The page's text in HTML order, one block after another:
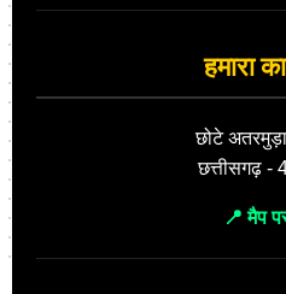
हमारा
छोटे
छत्तीसगढ़ -
📍 मैप